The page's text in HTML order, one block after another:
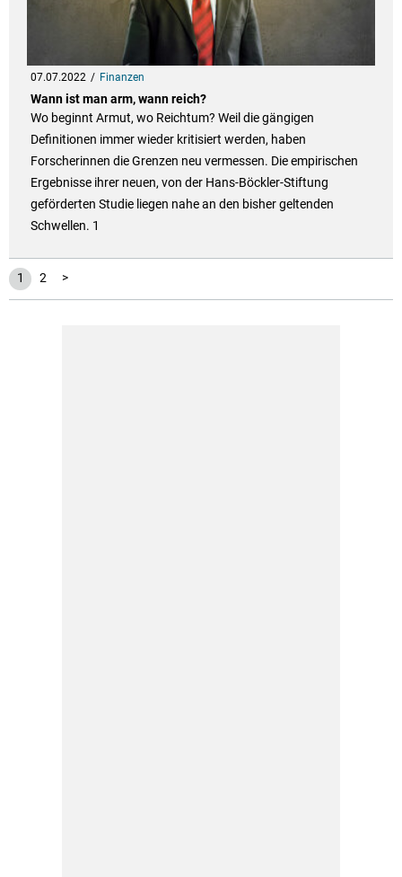
07.07.2022 Finanzen
Wann ist man arm, wann reich?
Wo beginnt Armut, wo Reichtum? Weil die gängigen
Definitionen immer wieder kritisiert werden, haben
Forscherinnen die Grenzen neu vermessen. Die empirischen
Ergebnisse ihrer neuen, von der Hans-Böckler-Stiftung
geförderten Studie liegen nahe an den bisher geltenden
Schwellen. 1
1 2 >